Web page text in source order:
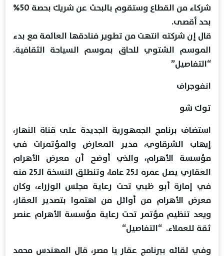
شركاء من القطاع وستقوم بالبحث عن شريك بحصة 50%
بحد أقصى.
قال إن شركته انتهت من تطوير فنادقها العائمة مع بدء
الموسم الشتوي للحاق بموسم السياحة الثقافية.
“التفاصيل”
انفوجراف
توك شو
استضاف برنامج الجمهورية الجديدة على قناة النهار،
إيهاب الشرقاوي، مدير المعارض والمؤتمرات في
مؤسسة الأهرام، والذي أوضح أن معرض الأهرام
العقاري يصل عمره لـ25 عاما، وتنطلق النسخة الـ25 منه
في إمارة أبو ظبي تحت رعاية مجلس الوزراء، وكان
معرض الأهرام من أوائل من اهتموا بتصدير العقار،
ويعد تنظيم مؤتمر تحت رعاية مؤسسة الأهرام عنصر
ثقة للعملاء. “التفاصيل“
وفي لقائه ببرنامج عقار يا مصر، قال المهندس محمد